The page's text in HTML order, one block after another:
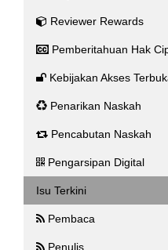
Reviewer Rewards
Pemberitahuan Hak
Kebijakan Akses
Penarikan Naskah
Pencabutan Naskah
Pengarsipan Digital
Isu Terkini
Pembaca
Penulis